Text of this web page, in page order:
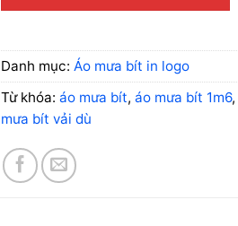
Danh mục: Áo mưa bít in logo
Từ khóa: áo mưa bít, áo mưa bít 1m6,
mưa bít vải dù